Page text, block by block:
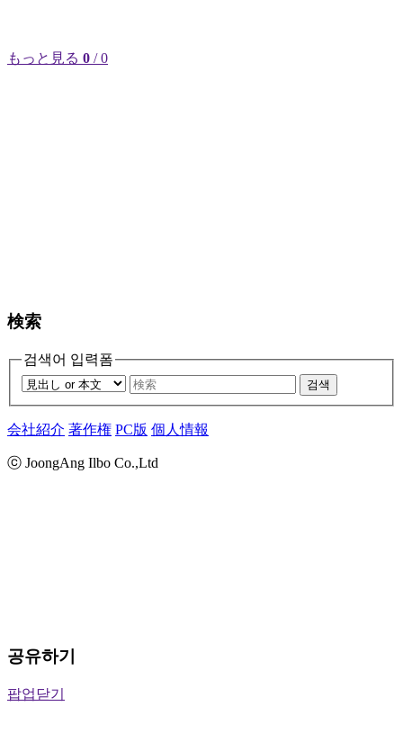
もっと見る 0 / 0
検索
검색어 입력폼
검색
会社紹介 著作権 PC版 個人情報
ⓒ JoongAng Ilbo Co.,Ltd
공유하기
팝업닫기